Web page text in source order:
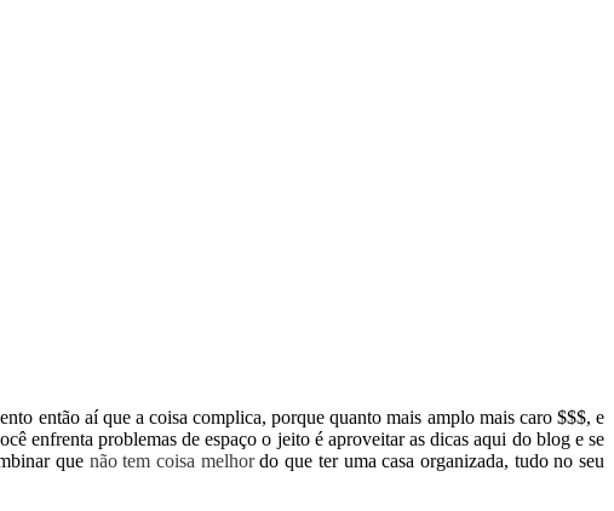
então aí que a coisa complica, porque quanto mais amplo mais caro $$$, e
enfrenta problemas de espaço o jeito é aproveitar as dicas aqui do blog e se
que não tem coisa melhordo que ter uma casa organizada, tudo no seu